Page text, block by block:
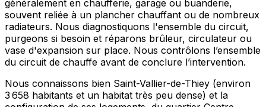
généralement en chaufferie, garage ou buanderie,
souvent reliée à un plancher chauffant ou de nombreux
radiateurs. Nous diagnostiquons l'ensemble du circuit,
purgeons si besoin et réparons brûleur, circulateur ou
vase d'expansion sur place. Nous contrôlons l’ensemble
du circuit de chauffe avant de conclure l’intervention.
Nous connaissons bien Saint-Vallier-de-Thiey (environ
3 658 habitants et un habitat très peu dense) et la